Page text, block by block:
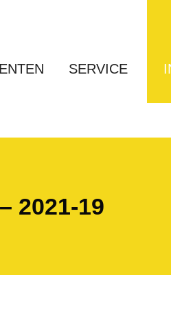
SERVICE
2021-19